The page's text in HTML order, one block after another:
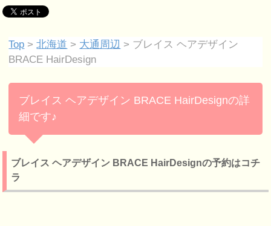
Top >北海道 > 大通周辺 > ブレイス ヘアデザイン
BRACE HairDesign
ブレイス ヘアデザイン BRACE HairDesignの詳
細です♪
ブレイス ヘアデザイン BRACE HairDesignの予約はコチ
ラ